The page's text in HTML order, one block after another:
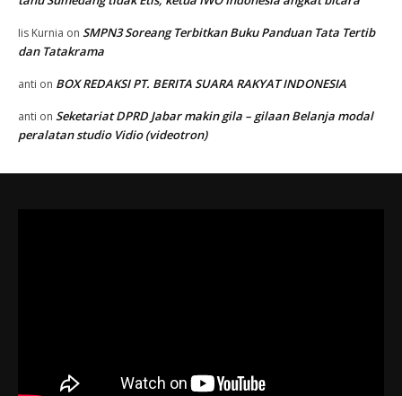
Iis Kurnia on SMPN3 Soreang Terbitkan Buku Panduan Tata Tertib
dan Tatakrama
anti on BOX REDAKSI PT. BERITA SUARA RAKYAT INDONESIA
anti on Seketariat DPRD Jabar makin gila – gilaan Belanja modal
peralatan studio Vidio (videotron)